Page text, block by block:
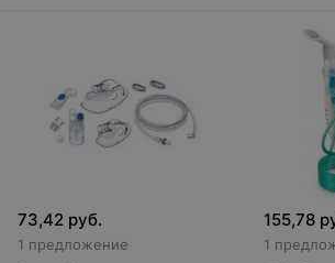
73,42 руб.
1 предложение
155,78
1